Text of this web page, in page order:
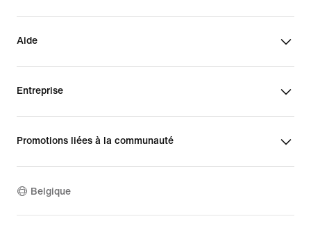
Aide
Entreprise
Promotions liées à la communauté
Belgique